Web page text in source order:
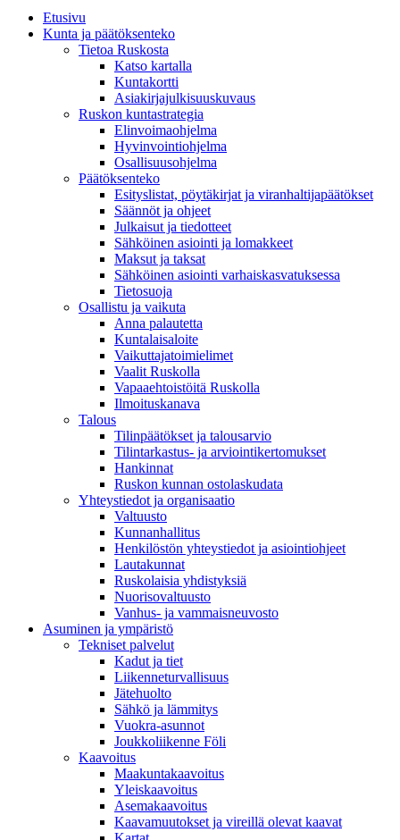
Etusivu
Kunta ja päätöksenteko
Tietoa Ruskosta
Katso kartalla
Kuntakortti
Asiakirjajulkisuuskuvaus
Ruskon kuntastrategia
Elinvoimaohjelma
Hyvinvointiohjelma
Osallisuusohjelma
Päätöksenteko
Esityslistat, pöytäkirjat ja viranhaltijapäätökset
Säännöt ja ohjeet
Julkaisut ja tiedotteet
Sähköinen asiointi ja lomakkeet
Maksut ja taksat
Sähköinen asiointi varhaiskasvatuksessa
Tietosuoja
Osallistu ja vaikuta
Anna palautetta
Kuntalaisaloite
Vaikuttajatoimielimet
Vaalit Ruskolla
Vapaaehtoistöitä Ruskolla
Ilmoituskanava
Talous
Tilinpäätökset ja talousarvio
Tilintarkastus- ja arviointikertomukset
Hankinnat
Ruskon kunnan ostolaskudata
Yhteystiedot ja organisaatio
Valtuusto
Kunnanhallitus
Henkilöstön yhteystiedot ja asiointiohjeet
Lautakunnat
Ruskolaisia yhdistyksiä
Nuorisovaltuusto
Vanhus- ja vammaisneuvosto
Asuminen ja ympäristö
Tekniset palvelut
Kadut ja tiet
Liikenneturvallisuus
Jätehuolto
Sähkö ja lämmitys
Vuokra-asunnot
Joukkoliikenne Föli
Kaavoitus
Maakuntakaavoitus
Yleiskaavoitus
Asemakaavoitus
Kaavamuutokset ja vireillä olevat kaavat